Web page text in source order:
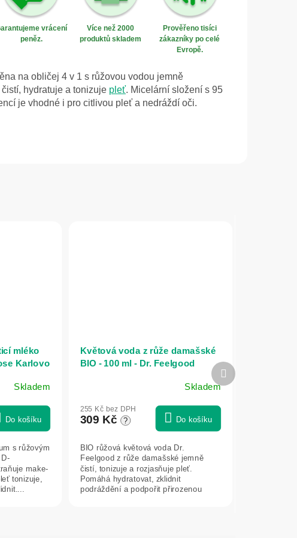
vrácení
peněz.
Více než 2000
produktů skladem
Prověřeno tisíci
zákazníky po celé
Evropě.
na obličej 4 v 1 s růžovou vodou jemně
hydratuje a tonizuje pleť. Micelární složení s 95
je vhodné i pro citlivou pleť a nedráždí oči.
mléko
Karlovo
Skladem
Do košíku
s růžovým
make-
tonizuje,
Květová voda z růže damašské
BIO - 100 ml - Dr. Feelgood
Skladem
255 Kč bez DPH
309 Kč ? Do košíku
BIO růžová květová voda Dr.
Feelgood z růže damašské jemně
čistí, tonizuje a rozjasňuje pleť.
Pomáhá hydratovat, zklidnit
podráždění a podpořit přirozenou
Další
produkt